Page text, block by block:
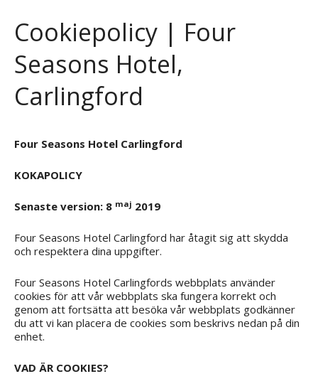
Cookiepolicy | Four
Seasons Hotel,
Carlingford
Four Seasons Hotel Carlingford
KOKAPOLICY
Senaste version: 8 maj 2019
Four Seasons Hotel Carlingford har åtagit sig att skydda
och respektera dina uppgifter.
Four Seasons Hotel Carlingfords webbplats använder
cookies för att vår webbplats ska fungera korrekt och
genom att fortsätta att besöka vår webbplats godkänner
du att vi kan placera de cookies som beskrivs nedan på din
enhet.
VAD ÄR COOKIES?